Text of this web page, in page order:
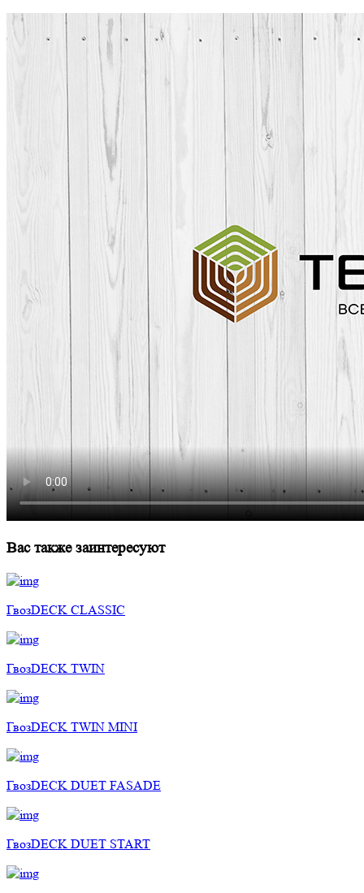
Вас также заинтересуют
ГвозDECK CLASSIC
ГвозDECK TWIN
ГвозDECK TWIN MINI
ГвозDECK DUET FASADE
ГвозDECK DUET START